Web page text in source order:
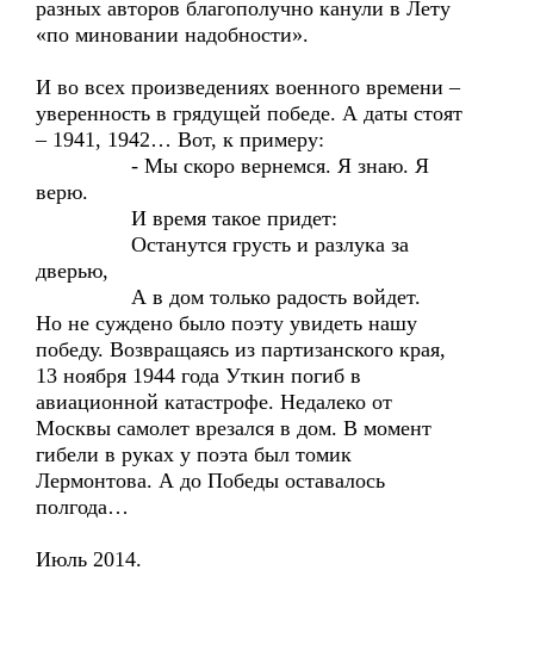
разных авторов благополучно канули в Лету
«по миновании надобности».
И во всех произведениях военного времени –
уверенность в грядущей победе. А даты стоят
– 1941, 1942… Вот, к примеру:
- Мы скоро вернемся. Я знаю. Я
верю.
И время такое придет:
Останутся грусть и разлука за
дверью,
А в дом только радость войдет.
Но не суждено было поэту увидеть нашу
победу. Возвращаясь из партизанского края,
13 ноября 1944 года Уткин погиб в
авиационной катастрофе. Недалеко от
Москвы самолет врезался в дом. В момент
гибели в руках у поэта был томик
Лермонтова. А до Победы оставалось
полгода…
Июль 2014.